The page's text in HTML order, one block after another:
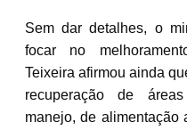
Sem dar detalhes, o
focar no
Teixeira afirmou ainda
recuperação de
manejo, de alimentação